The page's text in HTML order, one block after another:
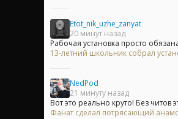
Etot_nik_uzhe_zanyat
20 минут назад
Рабочая установка просто
13-летний школьник собрал
NedPod
21 минуту назад
Вот это реально круто! Без читов
Фанат сделал потрясающий